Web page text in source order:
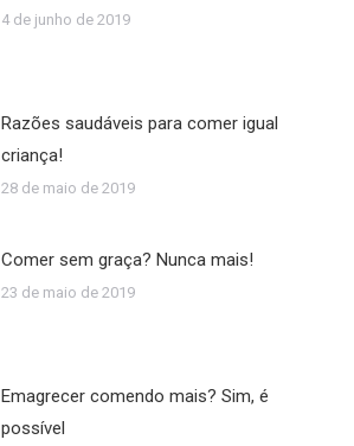
4 de junho de 2019
Razões saudáveis para comer igual
criança!
28 de maio de 2019
Comer sem graça? Nunca mais!
23 de maio de 2019
Emagrecer comendo mais? Sim, é
possível